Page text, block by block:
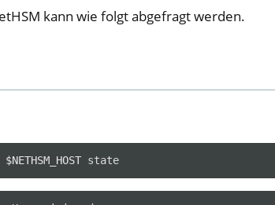
kann wie folgt abgefragt werden.
$NETHSM_HOST